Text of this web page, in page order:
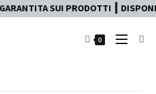
SUI PRODOTTI ┃
0